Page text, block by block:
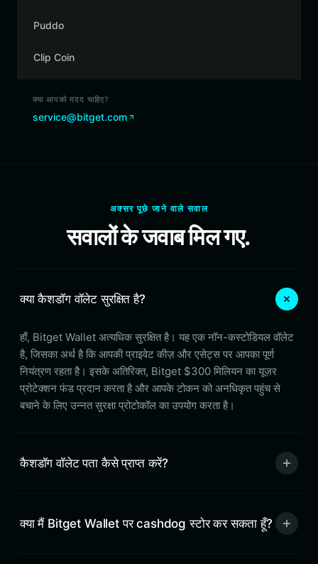
Puddo
Clip Coin
क्या आपको मदद चाहिए?
service@bitget.com
अक्सर पूछे जाने वाले सवाल
सवालों के जवाब मिल गए.
क्या कैशडॉग वॉलेट सुरक्षित है?
हाँ, Bitget Wallet अत्यधिक सुरक्षित है। यह एक नॉन-कस्टोडियल वॉलेट
है, जिसका अर्थ है कि आपकी प्राइवेट कीज़ और एसेट्स पर आपका पूर्ण
नियंत्रण रहता है। इसके अतिरिक्त, Bitget $300 मिलियन का यूज़र
प्रोटेक्शन फंड प्रदान करता है और आपके टोकन को अनधिकृत पहुंच से
बचाने के लिए उन्नत सुरक्षा प्रोटोकॉल का उपयोग करता है।
कैशडॉग वॉलेट पता कैसे प्राप्त करें?
क्या मैं Bitget Wallet पर cashdog स्टोर कर सकता हूँ?